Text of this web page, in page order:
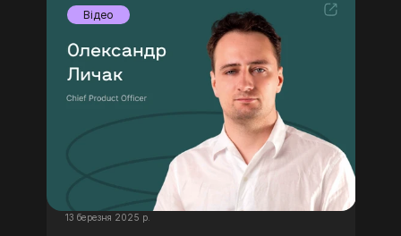
Відео
13 березня 2025 р.